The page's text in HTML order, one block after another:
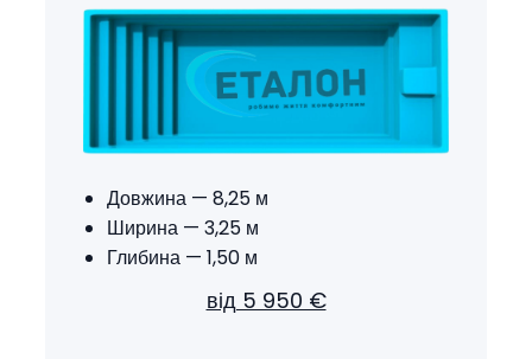
Довжина — 8,25 м
Ширина — 3,25 м
Глибина — 1,50 м
від 5 950 €